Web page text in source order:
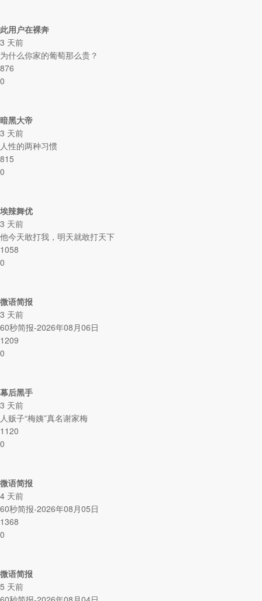
此用户在裸奔
3 天前
为什么你家的葡萄那么贵？
876
0
暗黑大帝
3 天前
人性的两种习惯
815
0
埃辣舞优
3 天前
他今天敢打我，明天就敢打天下
1058
0
微语简报
3 天前
60秒简报-2026年08月06日
1209
0
幕后黑手
3 天前
人贩子“梅姨”真名谢家梅
1120
0
微语简报
4 天前
60秒简报-2026年08月05日
1368
0
微语简报
5 天前